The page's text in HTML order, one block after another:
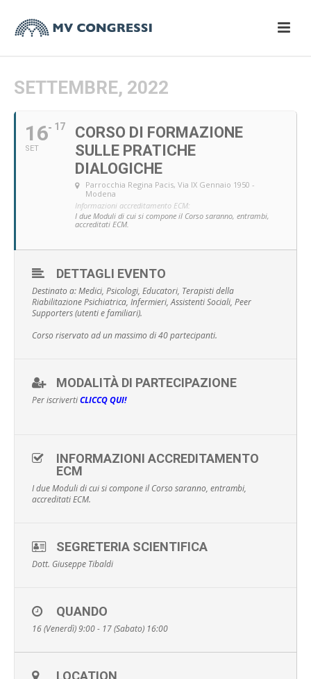
SETTEMBRE, 2022
16
SET
17
CORSO DI FORMAZIONE
SULLE PRATICHE
DIALOGICHE
Parrocchia Regina Pacis, Via IX Gennaio 1950 -
Modena
Informazioni accreditamento ECM:
I due Moduli di cui si compone il Corso saranno, entrambi,
accreditati ECM.
DETTAGLI EVENTO
Destinato a: Medici, Psicologi, Educatori, Terapisti della
Riabilitazione Psichiatrica, Infermieri, Assistenti Sociali, Peer
Supporters (utenti e familiari).
Corso riservato ad un massimo di 40 partecipanti.
MODALITÀ DI PARTECIPAZIONE
Per iscrivertiCLICCQ QUI!
INFORMAZIONI ACCREDITAMENTO
ECM
I due Moduli di cui si compone il Corso saranno, entrambi,
accreditati ECM.
SEGRETERIA SCIENTIFICA
Dott. Giuseppe Tibaldi
QUANDO
16 (Venerdì) 9:00 - 17 (Sabato) 16:00
LOCATION